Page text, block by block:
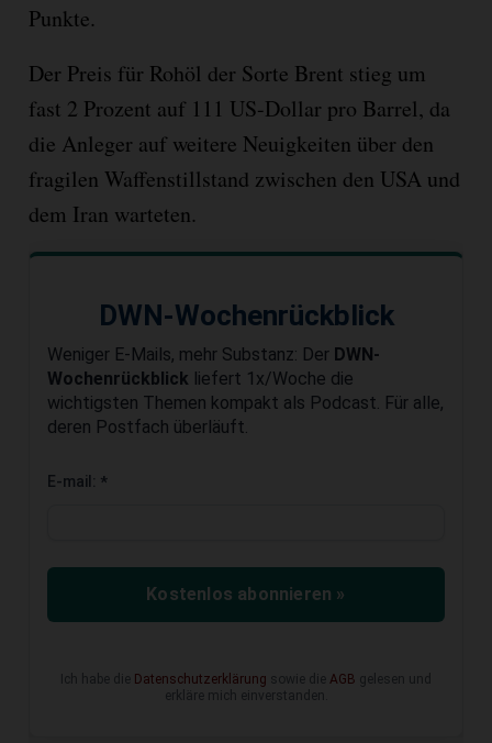
Punkte.
Der Preis für Rohöl der Sorte Brent stieg um
fast 2 Prozent auf 111 US-Dollar pro Barrel, da
die Anleger auf weitere Neuigkeiten über den
fragilen Waffenstillstand zwischen den USA und
dem Iran warteten.
DWN-Wochenrückblick
Weniger E-Mails, mehr Substanz: Der DWN-
Wochenrückblick liefert 1x/Woche die
wichtigsten Themen kompakt als Podcast. Für alle,
deren Postfach überläuft.
E-mail: *
Kostenlos abonnieren »
Ich habe die Datenschutzerklärung sowie die AGB gelesen und
erkläre mich einverstanden.